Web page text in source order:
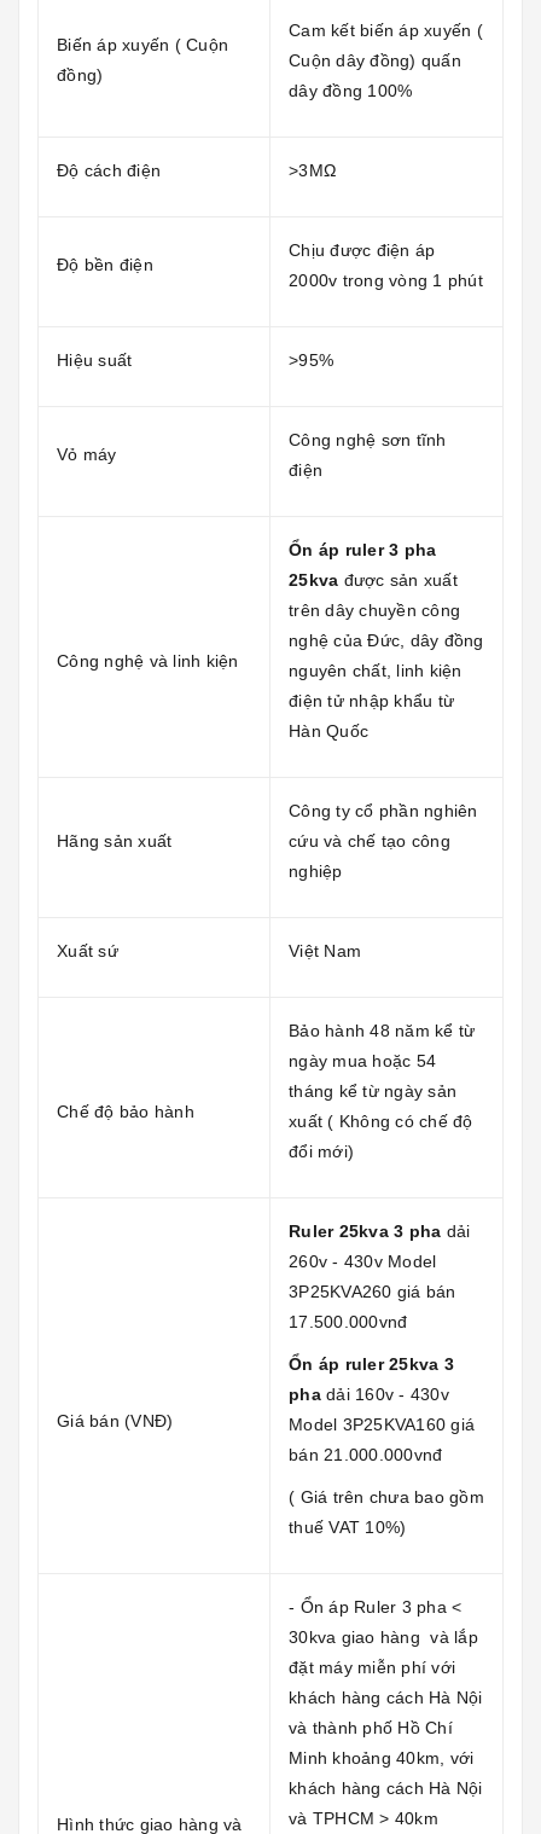
Biến áp xuyến ( Cuộn
đồng)
Cam kết biến áp xuyến (
Cuộn dây đồng) quấn
dây đồng 100%
Độ cách điện >3MΩ
Độ bền điện
Chịu được điện áp
2000v trong vòng 1 phút
Hiệu suất >95%
Vỏ máy
Công nghệ sơn tĩnh
điện
Công nghệ và linh kiện
Ổn áp ruler 3 pha
25kva được sản xuất
trên dây chuyền công
nghệ của Đức, dây đồng
nguyên chất, linh kiện
điện tử nhập khẩu từ
Hàn Quốc
Hãng sản xuất
Công ty cổ phần nghiên
cứu và chế tạo công
nghiệp
Xuất sứ Việt Nam
Chế độ bảo hành
Bảo hành 48 năm kể từ
ngày mua hoặc 54
tháng kể từ ngày sản
xuất ( Không có chế độ
đổi mới)
Giá bán (VNĐ)
Ruler 25kva 3 pha dải
260v - 430v Model
3P25KVA260 giá bán
17.500.000vnđ
Ổn áp ruler 25kva 3
pha dải 160v - 430v
Model 3P25KVA160 giá
bán 21.000.000vnđ
( Giá trên chưa bao gồm
thuế VAT 10%)
Hình thức giao hàng và
- Ổn áp Ruler 3 pha <
30kva giao hàng và lắp
đặt máy miễn phí với
khách hàng cách Hà Nội
và thành phố Hồ Chí
Minh khoảng 40km, với
khách hàng cách Hà Nội
và TPHCM > 40km